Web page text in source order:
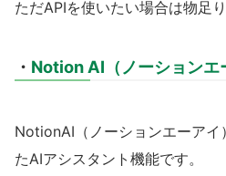
ただAPIを使いたい場合は物足
・ Notion AI（ノーションエ
NotionAI（ノーションエーア
たAIアシスタント機能です。